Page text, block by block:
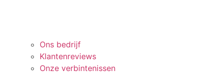
Ons bedrijf
Klantenreviews
Onze verbintenissen